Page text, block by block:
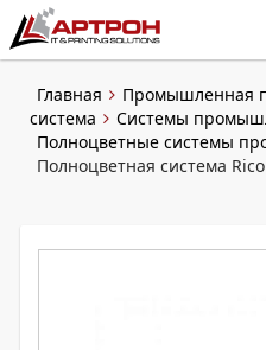
Главная Промышленная
система
Системы
Полноцветные системы
Полноцветная система